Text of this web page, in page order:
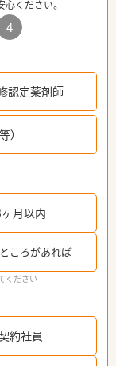
ください。
4
認定薬剤師
）
月以内
ころがあれば
ください
約社員